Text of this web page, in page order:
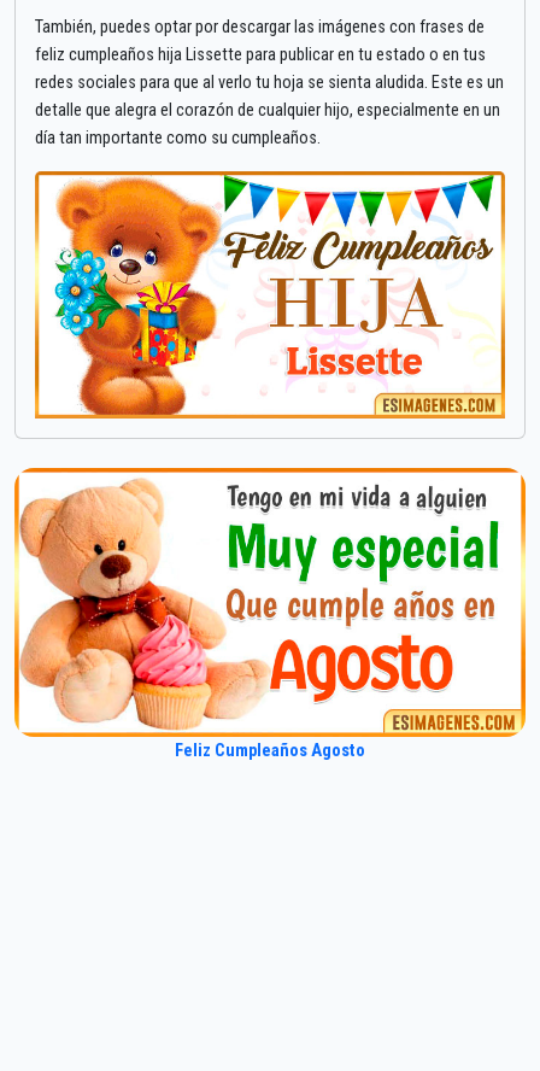
También, puedes optar por descargar las imágenes con frases de
feliz cumpleaños hija Lissette para publicar en tu estado o en tus
redes sociales para que al verlo tu hoja se sienta aludida. Este es un
detalle que alegra el corazón de cualquier hijo, especialmente en un
día tan importante como su cumpleaños.
Feliz Cumpleaños Agosto